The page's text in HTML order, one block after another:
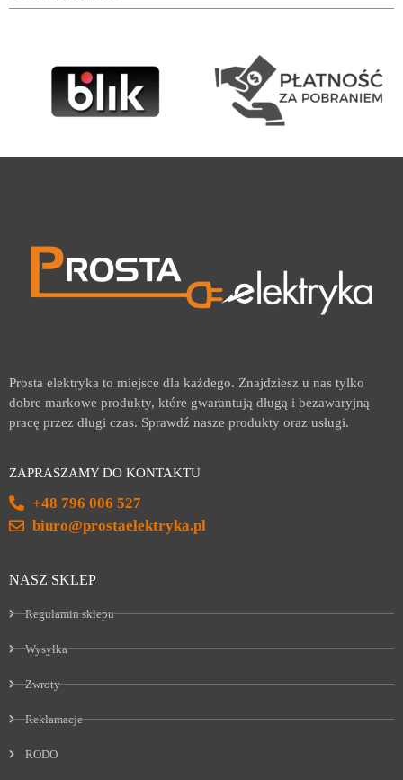
Prosta elektryka to miejsce dla każdego. Znajdziesz u nas tylko
dobre markowe produkty, które gwarantują długą i bezawaryjną
pracę przez długi czas. Sprawdź nasze produkty oraz usługi.
ZAPRASZAMY DO KONTAKTU
+48 796 006 527
biuro@prostaelektryka.pl
NASZ SKLEP
Regulamin sklepu
Wysyłka
Zwroty
Reklamacje
RODO